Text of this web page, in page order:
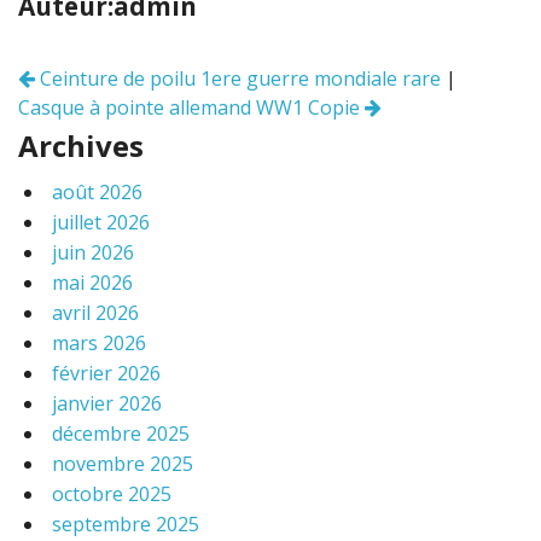
o
k
Navigation
des
articles
Ceinture de poilu 1ere guerre mondiale rare |
Casque à pointe allemand WW1 Copie
Archives
août 2026
juillet 2026
juin 2026
mai 2026
avril 2026
mars 2026
février 2026
janvier 2026
décembre 2025
novembre 2025
octobre 2025
septembre 2025